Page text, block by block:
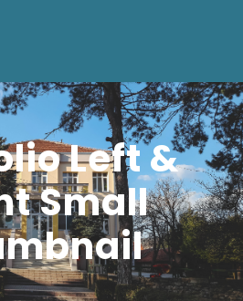
Left &
Small